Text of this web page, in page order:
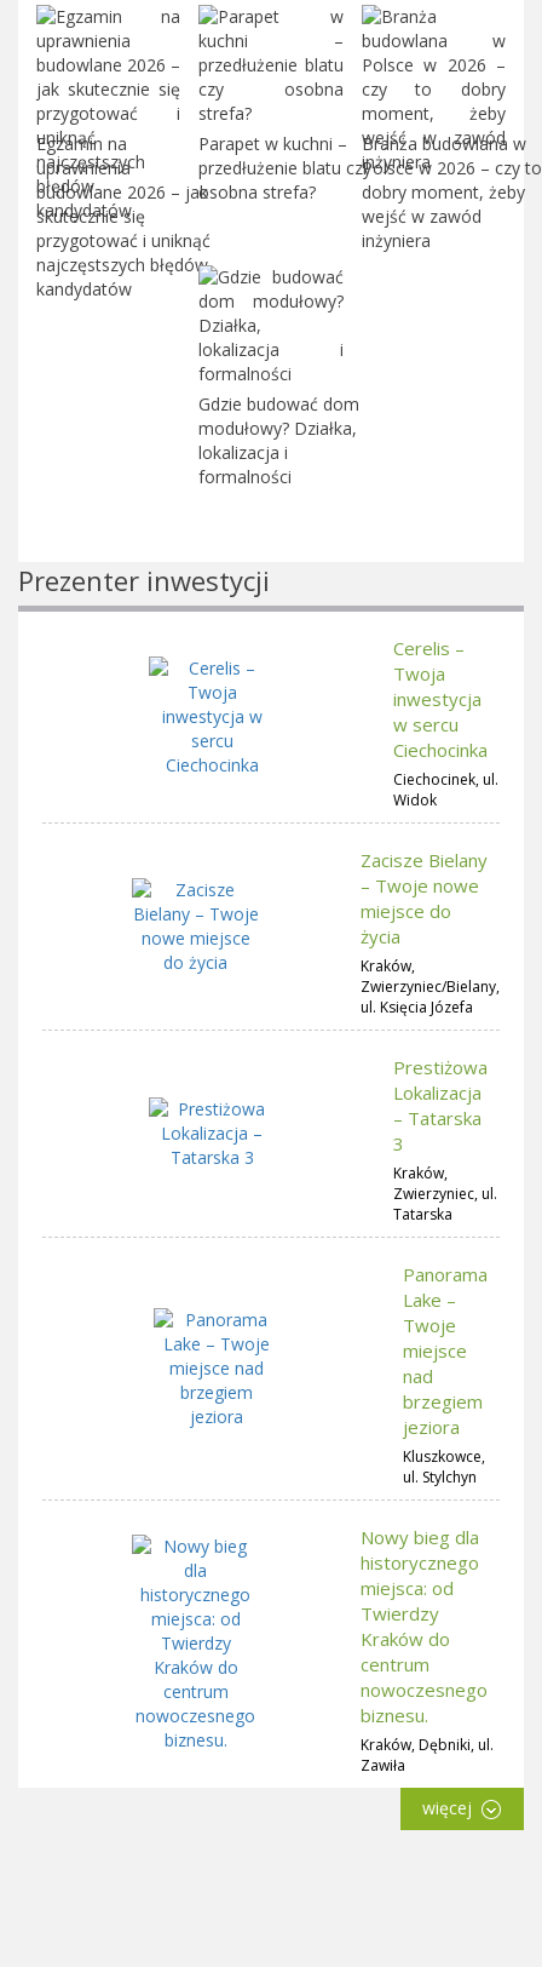
Egzamin na
uprawnienia
budowlane 2026 – jak
skutecznie się
przygotować i uniknąć
najczęstszych błędów
kandydatów
Parapet w kuchni –
przedłużenie blatu czy
osobna strefa?
Branża budowlana w
Polsce w 2026 – czy to
dobry moment, żeby
wejść w zawód
inżyniera
Gdzie budować dom
modułowy? Działka,
lokalizacja i
formalności
Prezenter inwestycji
Cerelis –
Twoja
inwestycja
w sercu
Ciechocinka
Ciechocinek, ul.
Widok
Zacisze Bielany
– Twoje nowe
miejsce do
życia
Kraków,
Zwierzyniec/Bielany,
ul. Księcia Józefa
Prestiżowa
Lokalizacja
– Tatarska
3
Kraków,
Zwierzyniec, ul.
Tatarska
Panorama
Lake –
Twoje
miejsce
nad
brzegiem
jeziora
Kluszkowce,
ul. Stylchyn
Nowy bieg dla
historycznego
miejsca: od
Twierdzy
Kraków do
centrum
nowoczesnego
biznesu.
Kraków, Dębniki, ul.
Zawiła
więcej